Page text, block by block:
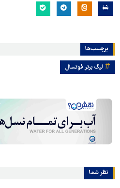
برچسب‌ها
لیگ برتر فوتسال
نظر شما